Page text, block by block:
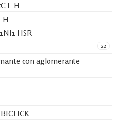
H
H
HSR
22
con aglomerante